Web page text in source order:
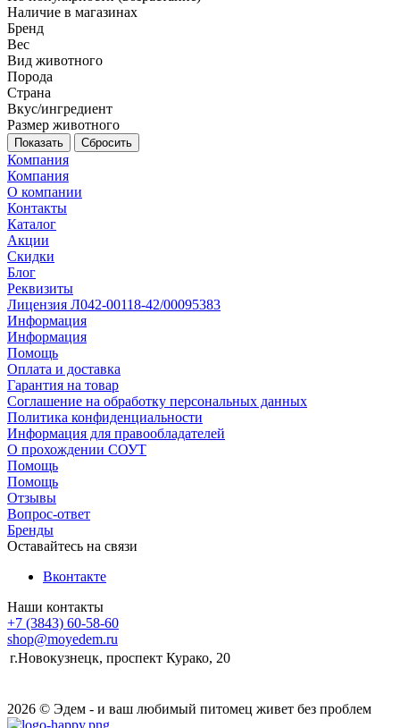
Наличие в магазинах
Бренд
Вес
Вид животного
Порода
Страна
Вкус/ингредиент
Размер животного
Сбросить
Компания
Компания
О компании
Контакты
Каталог
Акции
Скидки
Блог
Реквизиты
Лицензия Л042-00118-42/00095383
Информация
Информация
Помощь
Оплата и доставка
Гарантия на товар
Соглашение на обработку персональных данных
Политика конфиденциальности
Информация для правообладателей
О прохождении СОУТ
Помощь
Помощь
Отзывы
Вопрос-ответ
Бренды
Оставайтесь на связи
Вконтакте
Наши контакты
+7 (3843) 60-58-60
shop@moyedem.ru
г.Новокузнецк, проспект Курако, 20
2026 © Эдем - и ваш любимый питомец живет без проблем